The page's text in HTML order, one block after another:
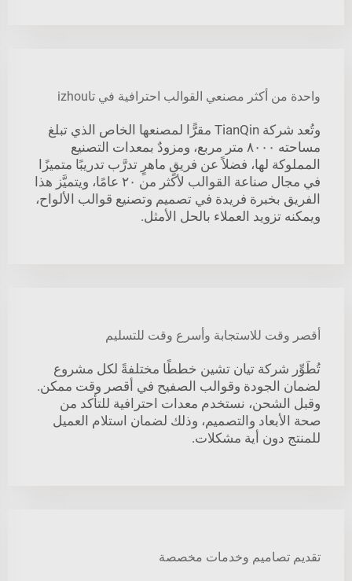
واحدة من أكثر مصنعي القوالب احترافية في تاizhou
وتُعد شركة TianQin مقرًّا لمصنعها الخاص الذي تبلغ
مساحته ٨٠٠٠ متر مربع، ومزودٌ بمعدات التصنيع
المملوكة لها، فضلاً عن فريقٍ ماهرٍ تدرَّب تدريبًا متميزًا
في مجال صناعة القوالب لأكثر من ٢٠ عامًا، ويتميَّز هذا
الفريق بخبرة فريدة في تصميم وتصنيع قوالب الألواح،
ويمكنه تزويد العملاء بالحل الأمثل.
أقصر وقت للاستجابة وأسرع وقت للتسليم
تُطَوِّر شركة تيان تشين خططًا مختلفةً لكل مشروع
لضمان الجودة وقوالب الصفيح في أقصر وقت ممكن.
وقبل الشحن، نستخدم معدات احترافية للتأكد من
صحة الأبعاد والتصميم، وذلك لضمان استلام العميل
للمنتج دون أية مشكلات.
تقديم تصاميم وخدمات مخصصة